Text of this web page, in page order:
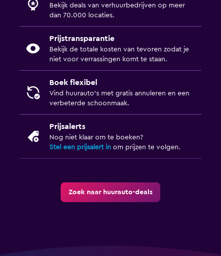
Bekijk deals van verhuurbedrijven op meer
dan 70.000 locaties.
Prijstransparantie
Bekijk de totale kosten van tevoren zodat je
niet voor verrassingen komt te staan.
Boek flexibel
Vind huurauto's met gratis annuleren en een
verbeterde schoonmaak.
Prijsalerts
Nog niet klaar om te boeken?
Stel een prijsalert in om prijzen te volgen.
Zoek naar huurauto-deals